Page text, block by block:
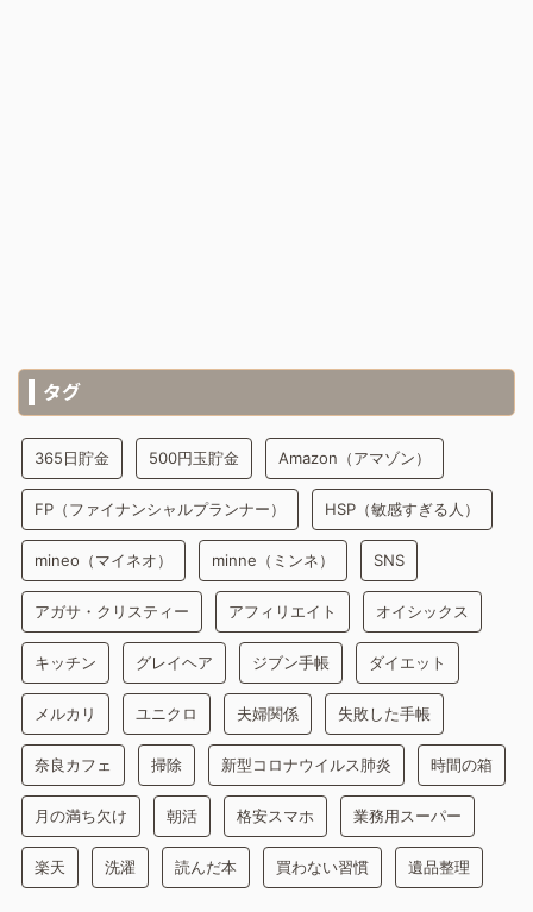
タグ
365日貯金 500円玉貯金 Amazon（アマゾン）
FP（ファイナンシャルプランナー） HSP（敏感すぎる人）
mineo（マイネオ） minne（ミンネ） SNS
アガサ・クリスティー アフィリエイト オイシックス
キッチン グレイヘア ジブン手帳 ダイエット
メルカリ ユニクロ 夫婦関係 失敗した手帳
奈良カフェ 掃除 新型コロナウイルス肺炎 時間の箱
月の満ち欠け 朝活 格安スマホ 業務用スーパー
楽天 洗濯 読んだ本 買わない習慣 遺品整理